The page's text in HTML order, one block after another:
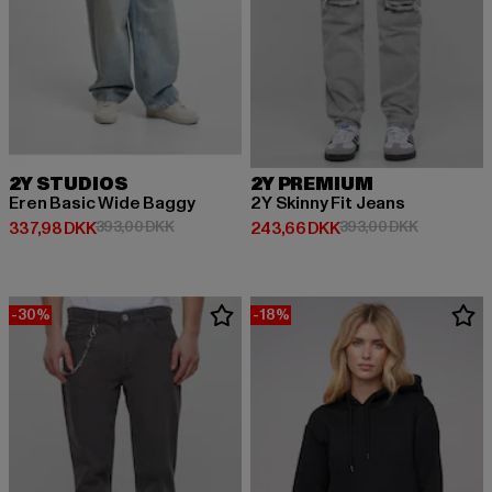
2Y STUDIOS
Eren Basic Wide Baggy
337,98 DKK
Nuværende pris: 337,98 DKK
393,00 DKKKampagnepris: 393,00 DKK
2Y PREMIUM
2Y Skinny Fit Jeans
243,66 DKK
Nuværende pris: 243,66 DKK
393,00 DKK
-30% -18%